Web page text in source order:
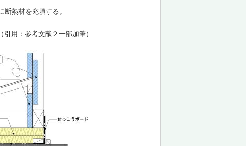
熱材を充填する。
用：参考文献２一部加筆）